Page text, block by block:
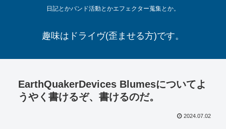
日記とかバンド活動とかエフェクター蒐集とか。
趣味はドライヴ(歪ませる方)です。
EarthQuakerDevices Blumesについてよ
うやく書けるぞ、書けるのだ。
2024.07.02